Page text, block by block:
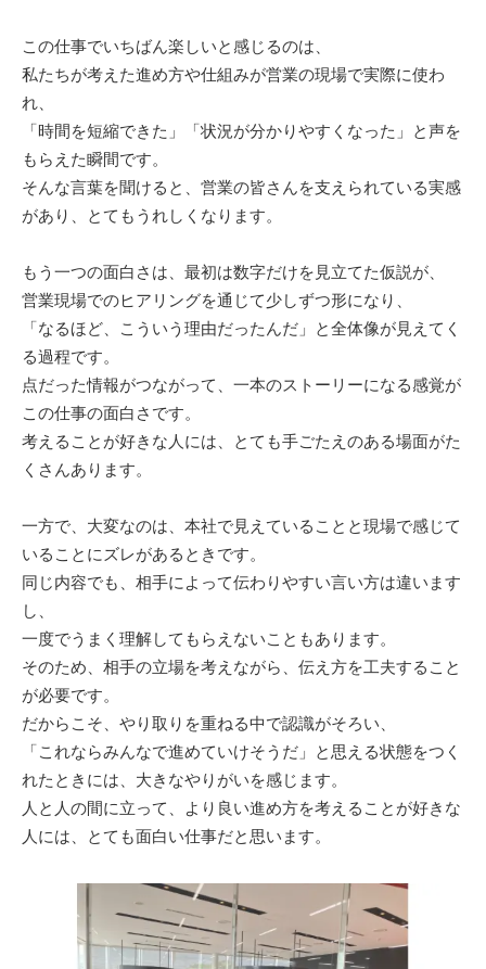
この仕事でいちばん楽しいと感じるのは、
私たちが考えた進め方や仕組みが営業の現場で実際に使わ
れ、
「時間を短縮できた」「状況が分かりやすくなった」と声を
もらえた瞬間です。
そんな言葉を聞けると、営業の皆さんを支えられている実感
があり、とてもうれしくなります。
もう一つの面白さは、最初は数字だけを見立てた仮説が、
営業現場でのヒアリングを通じて少しずつ形になり、
「なるほど、こういう理由だったんだ」と全体像が見えてく
る過程です。
点だった情報がつながって、一本のストーリーになる感覚が
この仕事の面白さです。
考えることが好きな人には、とても手ごたえのある場面がた
くさんあります。
一方で、大変なのは、本社で見えていることと現場で感じて
いることにズレがあるときです。
同じ内容でも、相手によって伝わりやすい言い方は違います
し、
一度でうまく理解してもらえないこともあります。
そのため、相手の立場を考えながら、伝え方を工夫すること
が必要です。
だからこそ、やり取りを重ねる中で認識がそろい、
「これならみんなで進めていけそうだ」と思える状態をつく
れたときには、大きなやりがいを感じます。
人と人の間に立って、より良い進め方を考えることが好きな
人には、とても面白い仕事だと思います。